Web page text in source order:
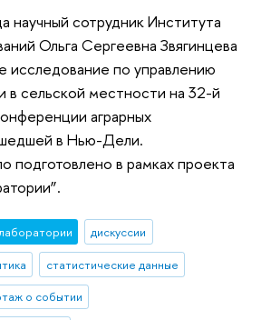
научный сотрудник Института
Ольга Сергеевна Звягинцева
исследование по управлению
сельской местности на 32-й
аграрных
в Нью-Дели.
подготовлено в рамках проекта
дискуссии
статистические данные
о событии